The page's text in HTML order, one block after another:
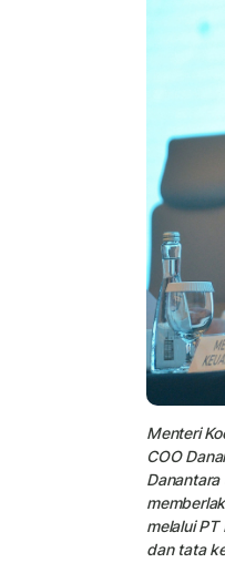
Menteri
COO
melalui
dan tata